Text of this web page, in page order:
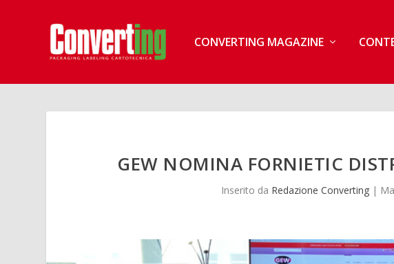
CONVERTING MAGAZINE
GEW NOMINA FORNIETIC
Inserito da Redazione Converting|